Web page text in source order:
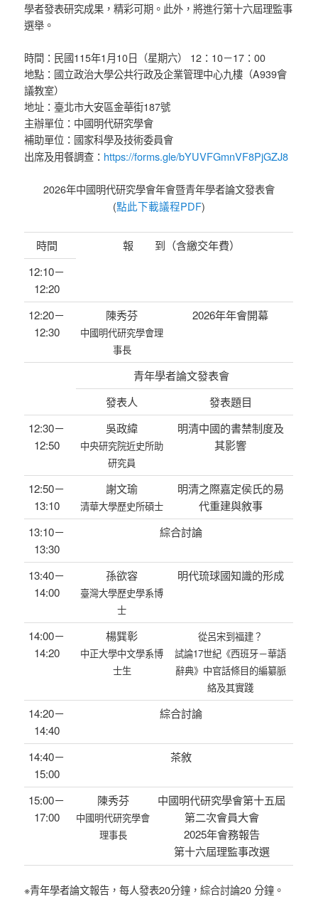
學者發表研究成果，精彩可期。此外，將進行第十六屆理監事
選舉。
時間：民國115年1月10日（星期六） 12：10－17：00
地點：國立政治大學公共行政及企業管理中心九樓（A939會
議教室）
地址：臺北市大安區金華街187號
主辦單位：中國明代研究學會
補助單位：國家科學及技術委員會
出席及用餐調查： https://forms.gle/bYUVFGmnVF8PjGZJ8
2026年中國明代研究學會年會暨青年學者論文發表會
(點此下載議程PDF)
時間
報 到（含繳交年費）
12:10－
12:20
12:20－
12:30
陳秀芬
中國明代研究學會理
事長
2026年年會開幕
青年學者論文發表會
發表人
發表題目
12:30－
12:50
吳政緯
中央研究院近史所助
研究員
明清中國的書禁制度及
其影響
12:50－
13:10
謝文瑜
清華大學歷史所碩士
明清之際嘉定侯氏的易
代重建與敘事
13:10－
13:30
綜合討論
13:40－
14:00
孫欲容
臺灣大學歷史學系博
士
明代琉球國知識的形成
14:00－
14:20
楊巽彰
中正大學中文學系博
士生
從呂宋到福建？
試論17世紀《西班牙－華語
辭典》中官話條目的編纂脈
絡及其實踐
14:20－
14:40
綜合討論
14:40－
15:00
茶敘
15:00－
17:00
陳秀芬
中國明代研究學會
理事長
中國明代研究學會第十五屆
第二次會員大會
2025年會務報告
第十六屆理監事改選
※青年學者論文報告，每人發表20分鐘，綜合討論20 分鐘。